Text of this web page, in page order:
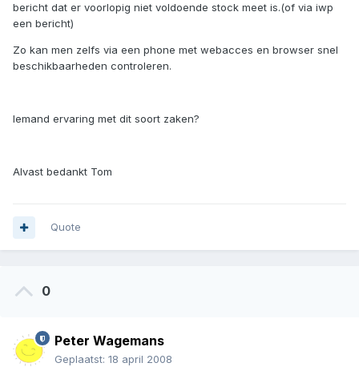
bericht dat er voorlopig niet voldoende stock meet is.(of via iwp
een bericht)
Zo kan men zelfs via een phone met webacces en browser snel
beschikbaarheden controleren.
Iemand ervaring met dit soort zaken?
Alvast bedankt Tom
Quote
0
Peter Wagemans
Geplaatst: 18 april 2008